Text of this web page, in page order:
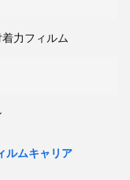
力フィルム
ルムキャリア